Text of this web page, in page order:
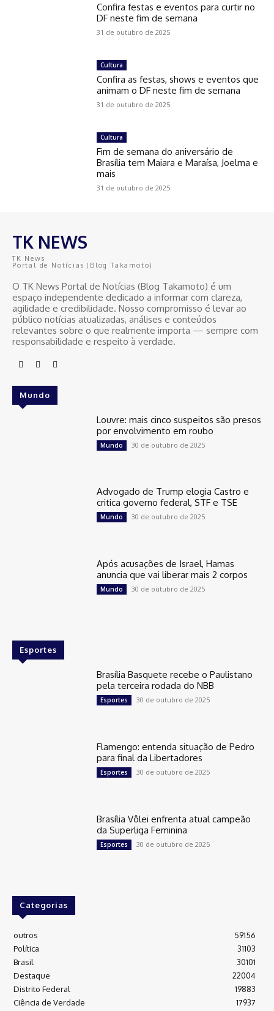
Confira festas e eventos para curtir no
DF neste fim de semana
31 de outubro de 2025
Cultura
Confira as festas, shows e eventos que
animam o DF neste fim de semana
31 de outubro de 2025
Cultura
Fim de semana do aniversário de
Brasília tem Maiara e Maraísa, Joelma e
mais
31 de outubro de 2025
TK NEWS
TK News
Portal de Notícias (Blog Takamoto)
O TK News Portal de Notícias (Blog Takamoto) é um
espaço independente dedicado a informar com clareza,
agilidade e credibilidade. Nosso compromisso é levar ao
público notícias atualizadas, análises e conteúdos
relevantes sobre o que realmente importa — sempre com
responsabilidade e respeito à verdade.
Mundo
Louvre: mais cinco suspeitos são presos
por envolvimento em roubo
Mundo 30 de outubro de 2025
Advogado de Trump elogia Castro e
critica governo federal, STF e TSE
Mundo 30 de outubro de 2025
Após acusações de Israel, Hamas
anuncia que vai liberar mais 2 corpos
Mundo 30 de outubro de 2025
Esportes
Brasília Basquete recebe o Paulistano
pela terceira rodada do NBB
Esportes 30 de outubro de 2025
Flamengo: entenda situação de Pedro
para final da Libertadores
Esportes 30 de outubro de 2025
Brasília Vôlei enfrenta atual campeão
da Superliga Feminina
Esportes 30 de outubro de 2025
Categorias
outros
59156
Política
31103
Brasil
30101
Destaque
22004
Distrito Federal
19883
Ciência de Verdade
17937